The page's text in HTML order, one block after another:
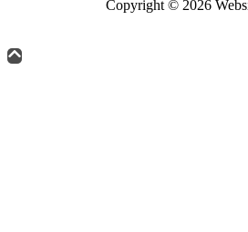
Copyright © 2026